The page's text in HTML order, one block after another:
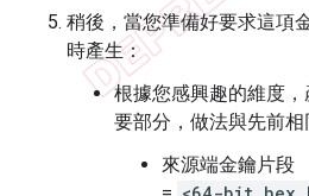
稍後，當您準備好要求這項
時產生：
根據您感興趣的維度
要部分，做法與先前相
來源端金鑰片段